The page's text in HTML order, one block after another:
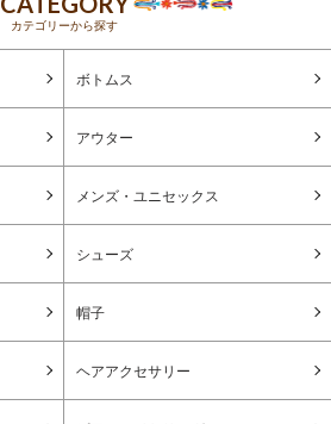
カテゴリーから探す
ボトムス
アウター
メンズ・ユニセックス
シューズ
帽子
ヘアアクセサリー